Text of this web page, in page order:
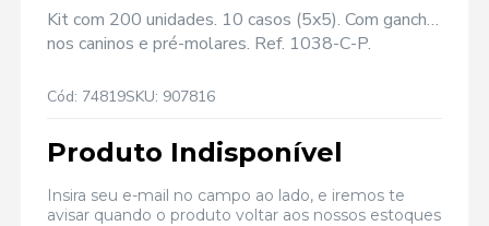
Kit com 200 unidades. 10 casos (5x5). Com gancho
nos caninos e pré-molares. Ref. 1038-C-P.
Cód: 74819SKU: 907816
Produto Indisponível
Insira seu e-mail no campo ao lado, e iremos te
avisar quando o produto voltar aos nossos estoques